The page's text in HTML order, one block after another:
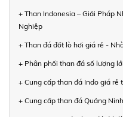
+ Than Indonesia – Giải Pháp
Nghiệp
+ Than đá đốt lò hơi giá rẻ -
+ Phân phối than đá số lượng
+ Cung cấp than đá Indo giá rẻ
+ Cung cấp than đá Quảng